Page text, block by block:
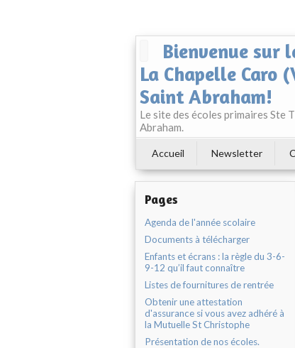
Bienvenue sur
La Chapelle Caro
Saint Abraham!
Le site des écoles primaires Ste
Abraham.
Accueil Newsletter
Pages
Agenda de l'année scolaire
Documents à télécharger
Enfants et écrans : la règle du 3-6-
9-12 qu’il faut connaître
Listes de fournitures de rentrée
Obtenir une attestation
d'assurance si vous avez adhéré à
la Mutuelle St Christophe
Présentation de nos écoles.